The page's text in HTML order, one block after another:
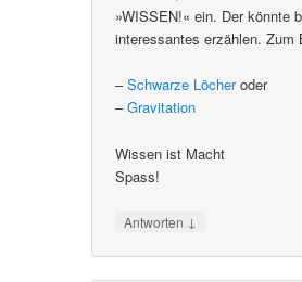
»WISSEN!« ein. Der könnte
interessantes erzählen. Zum
–Schwarze Löcheroder
–Gravitation
Wissen ist Macht
Spass!
Antworten ↓